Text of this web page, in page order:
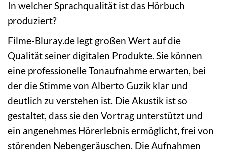
In welcher Sprachqualität ist das Hörbuch
produziert?
Filme-Bluray.de legt großen Wert auf die
Qualität seiner digitalen Produkte. Sie können
eine professionelle Tonaufnahme erwarten, bei
der die Stimme von Alberto Guzik klar und
deutlich zu verstehen ist. Die Akustik ist so
gestaltet, dass sie den Vortrag unterstützt und
ein angenehmes Hörerlebnis ermöglicht, frei von
störenden Nebengeräuschen. Die Aufnahmen